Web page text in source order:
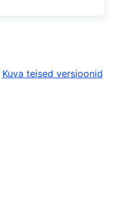
kuva teised versioonid